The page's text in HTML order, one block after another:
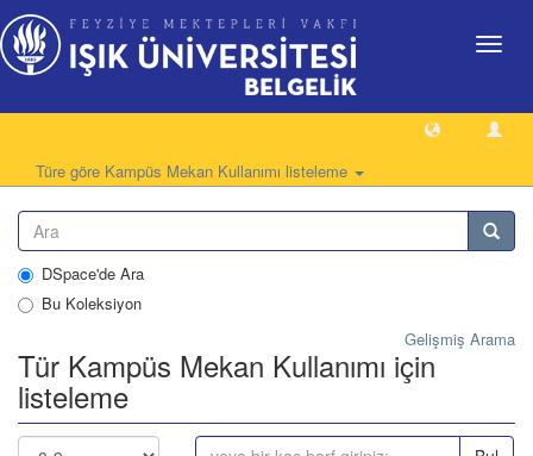
Geçiş
Türe göre Kampüs Mekan Kullanımı listeleme
DSpace'de Ara
Bu Koleksiyon
Gelişmiş Arama
Tür Kampüs Mekan Kullanımı için
listeleme